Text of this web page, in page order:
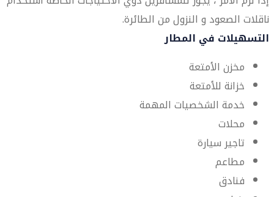
ناقلات الصعود و النزول من الطائرة.
التسهيلات في المطار
مخزن الأمتعة
خزانة للأمتعة
خدمة الشخصيات المهمة
محلات
تاجير سيارة
مطاعم
فنادق